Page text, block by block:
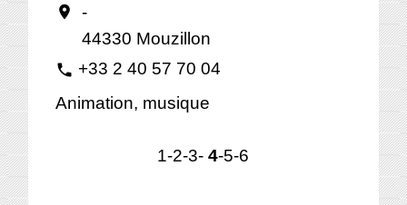
location_on
-
44330 Mouzillon
phone +33 2 40 57 70 04
Animation, musique
1-2-3-4-5-6